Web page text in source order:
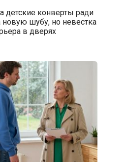
детские конверты ради
новую шубу, но невестка
в дверях